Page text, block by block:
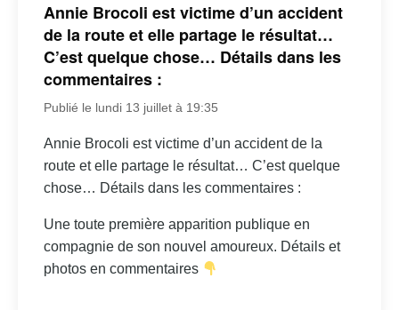
Annie Brocoli est victime d’un accident
de la route et elle partage le résultat…
C’est quelque chose… Détails dans les
commentaires :
Publié le lundi 13 juillet à 19:35
Annie Brocoli est victime d’un accident de la
route et elle partage le résultat… C’est quelque
chose… Détails dans les commentaires :
Une toute première apparition publique en
compagnie de son nouvel amoureux. Détails et
photos en commentaires